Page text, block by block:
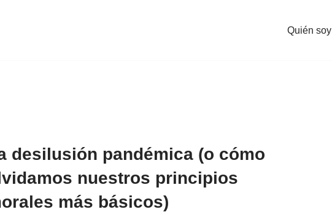
Quién soy
desilusión pandémica (o cómo
nuestros principios
más básicos)